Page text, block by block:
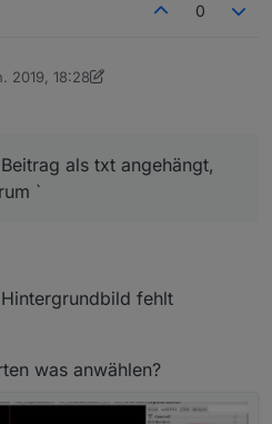
0
2019, 18:28
Jey Cee
als txt angehängt,
`
fehlt
was anwählen?